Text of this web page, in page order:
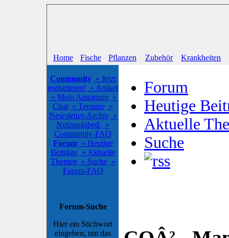
Home Fische Pflanzen Zubehör Krankheiten
Community » Jetzt
registrieren! » Artikel
» Mein Aquarium »
Chat » Termine »
Newsletter-Archiv »
Nutzungsbed. »
Community-FAQ
Forum » Heutige
Beiträge » Aktuelle
Themen » Suche »
Forum-FAQ
Forum-Suche
Hier ein Stichwort
eingeben, um das
Forum
Heutige
Aktuelle
Suche